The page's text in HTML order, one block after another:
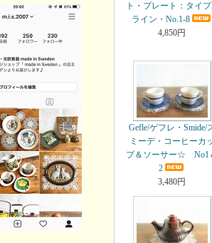
ト・プレート：タイ
ライン・No.1-8
4,850円
Gefle/ゲフレ・Smide/
ミーデ・コーヒーカ
プ＆ソーサー☆ No1
2
3,480円